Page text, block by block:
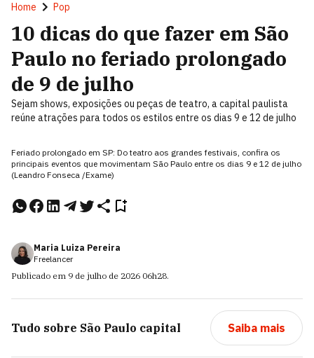
Home Pop
10 dicas do que fazer em São
Paulo no feriado prolongado
de 9 de julho
Sejam shows, exposições ou peças de teatro, a capital paulista
reúne atrações para todos os estilos entre os dias 9 e 12 de julho
Feriado prolongado em SP: Do teatro aos grandes festivais, confira os
principais eventos que movimentam São Paulo entre os dias 9 e 12 de julho
(Leandro Fonseca /Exame)
Maria Luiza Pereira
Freelancer
Publicado em 9 de julho de 2026 06h28.
Tudo sobre São Paulo capital Saiba mais